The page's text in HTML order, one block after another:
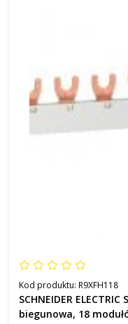
Kod produktu: R9XFH118
SCHNEIDER
biegunowa, 18